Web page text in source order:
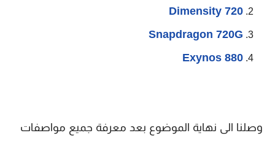
Dimensity 720
Snapdragon 720G
Exynos 880
وصلنا الى نهاية الموضوع بعد معرفة جميع مواصفات